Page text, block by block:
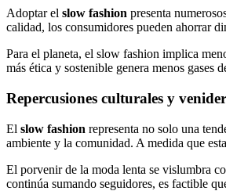
Adoptar el slow fashion presenta
calidad, los consumidores pueden ahorrar
Para el planeta, el slow fashion implica
más ética y sostenible genera menos gases
Repercusiones culturales y
El slow fashion representa no solo una
ambiente y la comunidad. A medida que
El porvenir de la moda lenta se vislumbra
continúa sumando seguidores, es factible